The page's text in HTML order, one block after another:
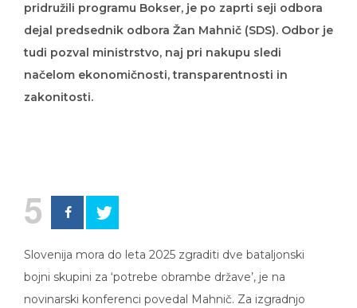
pridružili programu Bokser, je po zaprti seji odbora
dejal predsednik odbora Žan Mahnič (SDS). Odbor je
tudi pozval ministrstvo, naj pri nakupu sledi
načelom ekonomičnosti, transparentnosti in
zakonitosti.
5
Slovenija mora do leta 2025 zgraditi dve bataljonski
bojni skupini za ‘potrebe obrambe države’, je na
novinarski konferenci povedal Mahnič. Za izgradnjo